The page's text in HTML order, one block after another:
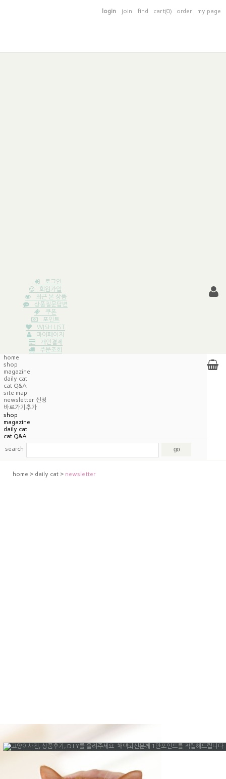
login join find cart(0) order my page
로그인
회원가입
최근 본 상품
상품질문답변
쿠폰
포인트
WISH LIST
마이페이지
개인결제
주문조회
home
shop
magazine
daily cat
cat Q&A
site map
newsletter 신청
바로가기추가
shop
magazine
daily cat
cat Q&A
search
home > daily cat > newsletter